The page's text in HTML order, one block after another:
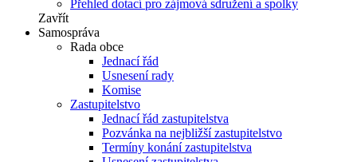
Přehled dotací pro zájmová sdružení a spolky
Zavřít
Samospráva
Rada obce
Jednací řád
Usnesení rady
Komise
Zastupitelstvo
Jednací řád zastupitelstva
Pozvánka na nejbližší zastupitelstvo
Termíny konání zastupitelstva